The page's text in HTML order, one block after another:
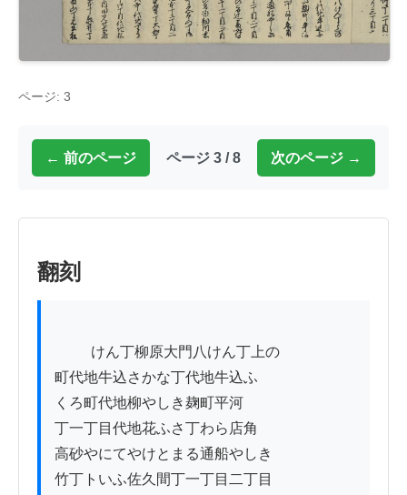
ページ: 3
← 前のページ ページ 3 / 8 次のページ →
翻刻
町代地牛込さかな丁代地牛込ふ
くろ町代地柳やしき麹町平河
丁一丁目代地花ふさ丁わら店角
高砂やにてやけとまる通船やしき
竹丁トいふ佐久間丁一丁目二丁目